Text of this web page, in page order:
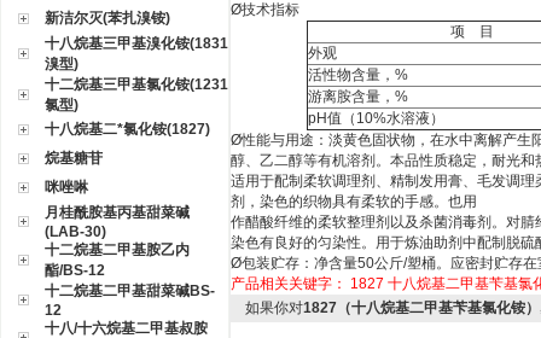
新洁尔灭(苯扎溴铵)
十八烷基三甲基溴化铵(1831
溴型)
十二烷基三甲基氯化铵(1231
氯型)
十八烷基二*氯化铵(1827)
烷基糖苷
咪唑啉
月桂酰胺基丙基甜菜碱
(LAB-30)
十二烷基二甲基胺乙内
酯/BS-12
十二烷基二甲基甜菜碱BS-
12
十八/十六烷基二甲基叔胺
Ø技术指标
项
目
外观
活性物含量， %
游离胺含量， %
pH值（ 10%水溶液）
Ø性能与用途：淡黄色固状物，在水中离解产生
醇、乙二醇等有机溶剂。本品性质稳定，耐光
适用于配制柔软调理剂、精制发用膏、毛发调
剂，染色的织物具有柔软的手感。也用
作醋酸纤维的柔软整理剂以及杀菌消毒剂。对
染色有良好的匀染性。用于炼油助剂中配制脱硫
Ø包装贮存：净含量50公斤/塑桶。应密封贮存
产品相关关键字： 1827 十八烷基二甲基苄基氯
如果你对1827（十八烷基二甲基苄基氯化铵）